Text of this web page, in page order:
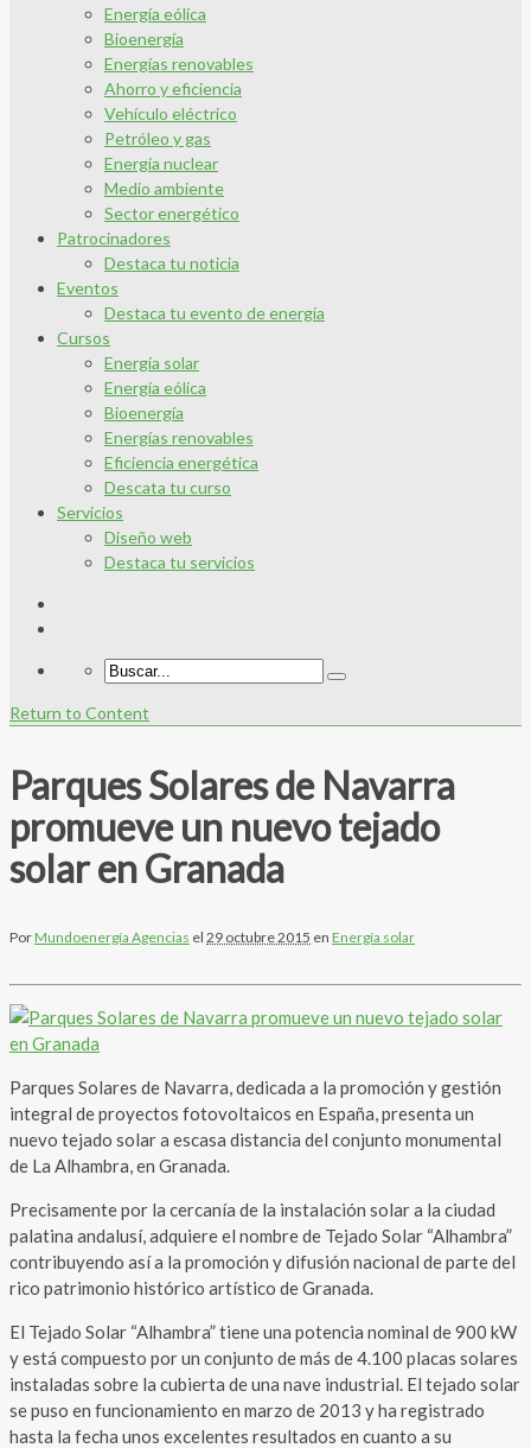
Energía eólica
Bioenergía
Energías renovables
Ahorro y eficiencia
Vehículo eléctrico
Petróleo y gas
Energía nuclear
Medio ambiente
Sector energético
Patrocinadores
Destaca tu noticia
Eventos
Destaca tu evento de energía
Cursos
Energía solar
Energía eólica
Bioenergía
Energías renovables
Eficiencia energética
Descata tu curso
Servicios
Diseño web
Destaca tu servicios
Return to Content
Parques Solares de Navarra
promueve un nuevo tejado
solar en Granada
PorMundoenergía Agencias el 29 octubre 2015 en Energía solar
Parques Solares de Navarra, dedicada a la promoción y gestión
integral de proyectos fotovoltaicos en España, presenta un
nuevo tejado solar a escasa distancia del conjunto monumental
de La Alhambra, en Granada.
Precisamente por la cercanía de la instalación solar a la ciudad
palatina andalusí, adquiere el nombre de Tejado Solar “Alhambra”
contribuyendo así a la promoción y difusión nacional de parte del
rico patrimonio histórico artístico de Granada.
El Tejado Solar “Alhambra” tiene una potencia nominal de 900 kW
y está compuesto por un conjunto de más de 4.100 placas solares
instaladas sobre la cubierta de una nave industrial. El tejado solar
se puso en funcionamiento en marzo de 2013 y ha registrado
hasta la fecha unos excelentes resultados en cuanto a su